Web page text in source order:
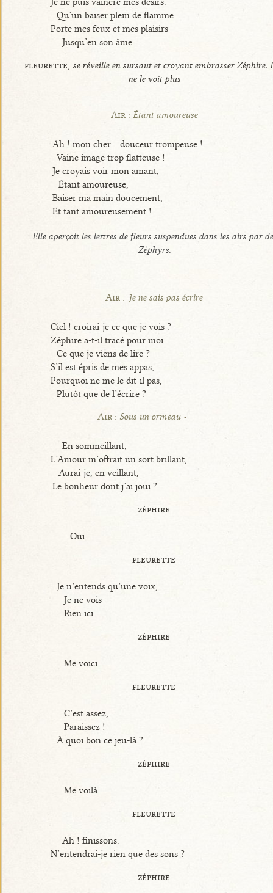
Qu’un baiser plein de flamme
Porte mes feux et mes plaisirs
Jusqu’en son âme.
fleurette, se réveille en sursaut et croyant embrasser Zéphire.
ne le voit plus
Air : Étant amoureuse
Ah ! mon cher... douceur trompeuse !
Vaine image trop flatteuse !
Je croyais voir mon amant,
Étant amoureuse,
Baiser ma main doucement,
Et tant amoureusement !
Elle aperçoit les lettres de fleurs suspendues dans les airs par
Zéphyrs.
Air : Je ne sais pas écrire
Ciel ! croirai-je ce que je vois ?
Zéphire a-t-il tracé pour moi
Ce que je viens de lire ?
S’il est épris de mes appas,
Pourquoi ne me le dit-il pas,
Plutôt que de l’écrire ?
Air : Sous un ormeau
En sommeillant,
L’Amour m’offrait un sort brillant,
Aurai-je, en veillant,
Le bonheur dont j’ai joui ?
zéphire
Oui.
fleurette
Je n’entends qu’une voix,
Je ne vois
Rien ici.
zéphire
Me voici.
fleurette
C’est assez,
Paraissez !
À quoi bon ce jeu-là ?
zéphire
Me voilà.
fleurette
Ah ! finissons.
N’entendrai-je rien que des sons ?
zéphire